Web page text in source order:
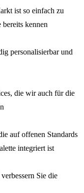
ist so einfach zu
kennen
personalisierbar und
die wir auch für die
auf offenen Standards
integriert ist
Sie die